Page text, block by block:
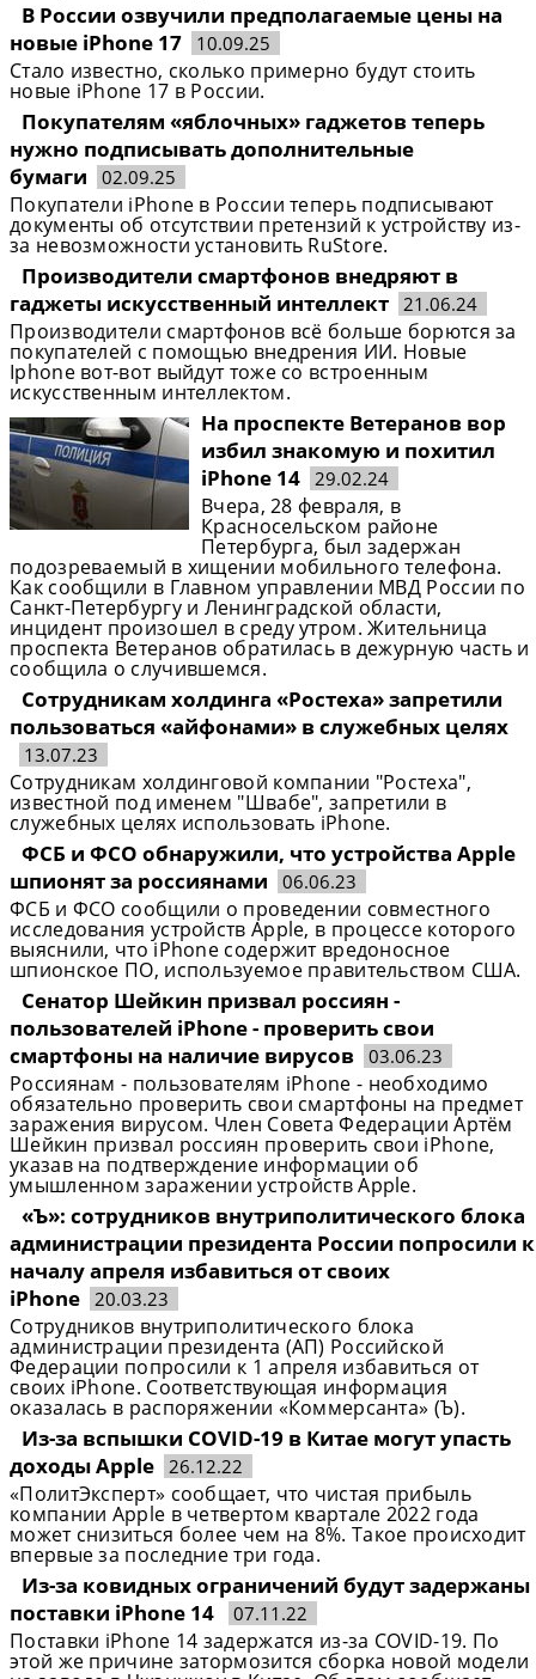
В России озвучили предполагаемые цены на
новые iPhone 17
10.09.25
Стало известно, сколько примерно будут стоить
новые iPhone 17 в России.
Покупателям «яблочных» гаджетов теперь
нужно подписывать дополнительные
бумаги
02.09.25
Покупатели iPhone в России теперь подписывают
документы об отсутствии претензий к устройству из-
за невозможности установить RuStore.
Производители смартфонов внедряют в
гаджеты искусственный интеллект 21.06.24
Производители смартфонов всё больше борются за
покупателей с помощью внедрения ИИ. Новые
Iphone вот-вот выйдут тоже со встроенным
искусственным интеллектом.
На проспекте Ветеранов вор
избил знакомую и похитил
iPhone 14 29.02.24
Вчера, 28 февраля, в
Красносельском районе
Петербурга, был задержан
подозреваемый в хищении мобильного телефона.
Как сообщили в Главном управлении МВД России по
Санкт-Петербургу и Ленинградской области,
инцидент произошел в среду утром. Жительница
проспекта Ветеранов обратилась в дежурную часть и
сообщила о случившемся.
Сотрудникам холдинга «Ростеха» запретили
пользоваться «айфонами» в служебных целях ​
13.07.23
Сотрудникам холдинговой компании "Ростеха",
известной под именем "Швабе", запретили в
служебных целях использовать iPhone.
ФСБ и ФСО обнаружили, что устройства Apple
шпионят за россиянами
06.06.23
ФСБ и ФСО сообщили о проведении совместного
исследования устройств Apple, в процессе которого
выяснили, что iPhone содержит вредоносное
шпионское ПО, используемое правительством США.
Сенатор Шейкин призвал россиян -
пользователей iPhone - проверить свои
смартфоны на наличие вирусов 03.06.23
Россиянам - пользователям iPhone - необходимо
обязательно проверить свои смартфоны на предмет
заражения вирусом. Член Совета Федерации Артём
Шейкин призвал россиян проверить свои iPhone,
указав на подтверждение информации об
умышленном заражении устройств Apple.
«Ъ»: сотрудников внутриполитического блока
администрации президента России попросили к
началу апреля избавиться от своих
iPhone 20.03.23
Сотрудников внутриполитического блока
администрации президента (АП) Российской
Федерации попросили к 1 апреля избавиться от
своих iPhone. Соответствующая информация
оказалась в распоряжении «Коммерсанта» (Ъ).
Из-за вспышки COVID-19 в Китае могут упасть
доходы Apple 26.12.22
«ПолитЭксперт» сообщает, что чистая прибыль
компании Apple в четвертом квартале 2022 года
может снизиться более чем на 8%. Такое происходит
впервые за последние три года.
Из-за ковидных ограничений будут задержаны
поставки iPhone 14
07.11.22
Поставки iPhone 14 задержатся из-за COVID-19. По
этой же причине затормозится сборка новой модели